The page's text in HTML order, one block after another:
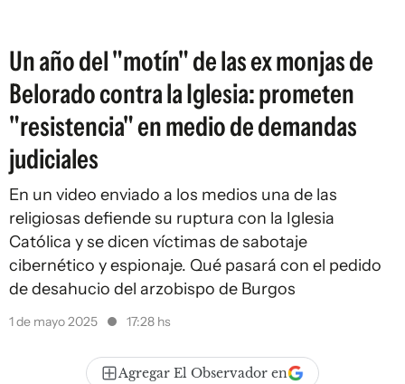
Un año del "motín" de las ex monjas de
Belorado contra la Iglesia: prometen
"resistencia" en medio de demandas
judiciales
En un video enviado a los medios una de las
religiosas defiende su ruptura con la Iglesia
Católica y se dicen víctimas de sabotaje
cibernético y espionaje. Qué pasará con el pedido
de desahucio del arzobispo de Burgos
1 de mayo 2025 17:28 hs
Agregar El Observador en